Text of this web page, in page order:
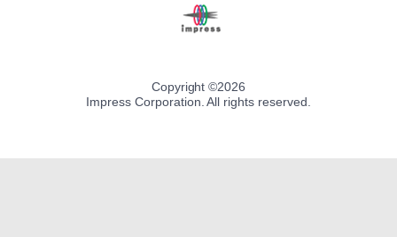
Copyright ©2026
Impress Corporation. All rights reserved.